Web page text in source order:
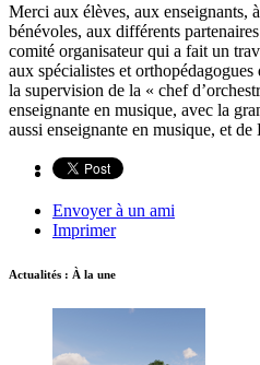
Merci aux élèves, aux enseignants,
bénévoles, aux différents
comité organisateur qui a fait un
aux spécialistes et
la supervision de la « chef
enseignante en musique, avec la
aussi enseignante en musique, et
Envoyer à un ami
Imprimer
Actualités : À la une